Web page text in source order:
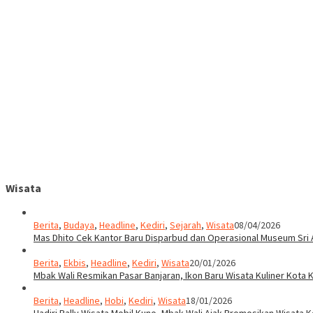
Wisata
Berita, Budaya, Headline, Kediri, Sejarah, Wisata08/04/2026
Mas Dhito Cek Kantor Baru Disparbud dan Operasional Museum Sri
Berita, Ekbis, Headline, Kediri, Wisata20/01/2026
Mbak Wali Resmikan Pasar Banjaran, Ikon Baru Wisata Kuliner Kota
Berita, Headline, Hobi, Kediri, Wisata18/01/2026